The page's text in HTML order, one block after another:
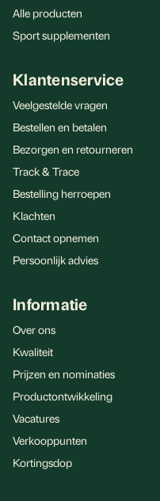
Alle producten
Sport supplementen
Klantenservice
Veelgestelde vragen
Bestellen en betalen
Bezorgen en retourneren
Track & Trace
Bestelling herroepen
Klachten
Contact opnemen
Persoonlijk advies
Informatie
Over ons
Kwaliteit
Prijzen en nominaties
Productontwikkeling
Vacatures
Verkooppunten
Kortingsdop